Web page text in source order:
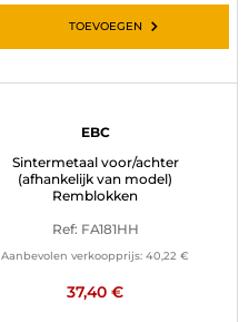
TOEVOEGEN
EBC
Sintermetaal voor/achter
(afhankelijk van model)
Remblokken
Ref: FA181HH
Aanbevolen verkoopprijs: 40,22 €
37,40 €